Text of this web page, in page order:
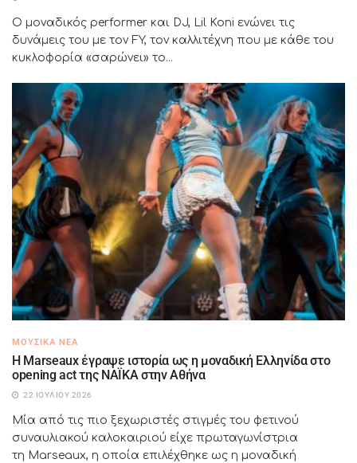
Ο μοναδικός performer και DJ, Lil Koni ενώνει τις
δυνάμεις του με τον FY, τον καλλιτέχνη που με κάθε του
κυκλοφορία «σαρώνει» το...
ΜΟΥΣΙΚΆ ΝΈΑ
H Marseaux έγραψε ιστορία ως η μοναδική Ελληνίδα στο
opening act της NAÏKA στην Αθήνα
22 ΙΟΥΛΊΟΥ 2026
Μία από τις πιο ξεχωριστές στιγμές του φετινού
συναυλιακού καλοκαιριού είχε πρωταγωνίστρια
τη Marseaux, η οποία επιλέχθηκε ως η μοναδική